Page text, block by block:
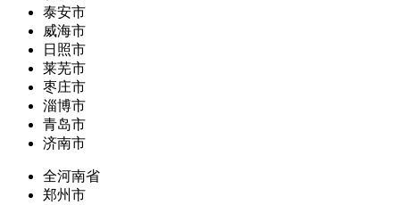
泰安市
威海市
日照市
莱芜市
枣庄市
淄博市
青岛市
济南市
全河南省
郑州市